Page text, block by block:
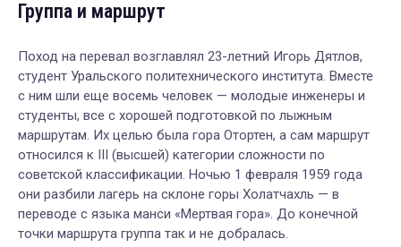
Группа и маршрут
Поход на перевал возглавлял 23-летний Игорь Дятлов,
студент Уральского политехнического института. Вместе
с ним шли еще восемь человек — молодые инженеры и
студенты, все с хорошей подготовкой по лыжным
маршрутам. Их целью была гора Отортен, а сам маршрут
относился к III (высшей) категории сложности по
советской классификации. Ночью 1 февраля 1959 года
они разбили лагерь на склоне горы Холатчахль — в
переводе с языка манси «Мертвая гора». До конечной
точки маршрута группа так и не добралась.